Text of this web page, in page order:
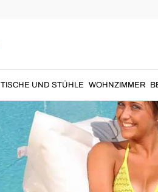
TISCHE UND STÜHLE WOHNZIMMER